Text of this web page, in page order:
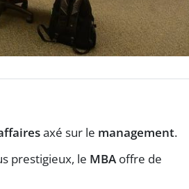
axé sur le management.
prestigieux, le MBA offre de